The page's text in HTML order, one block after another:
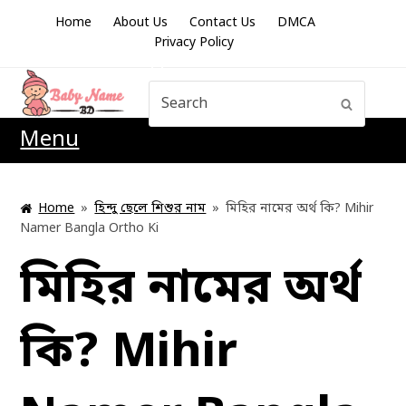
Home About Us Contact Us
DMCA
Privacy Policy
Search
Menu
Home » হিন্দু ছেলে শিশুর নাম » মিহির নামের অর্থ কি? Mihir
Namer Bangla Ortho Ki
মিহির নামের অর্থ
কি? Mihir